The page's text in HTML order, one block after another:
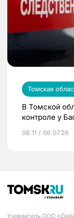
Томская
В Томской
контроле у
08:11 / 06.07.26
Учредитель ООО